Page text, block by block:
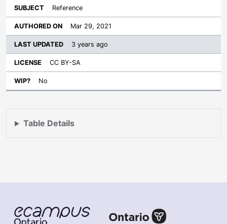
Table Details
Reference
Mar 29, 2021
3 years ago
CC BY-SA
No